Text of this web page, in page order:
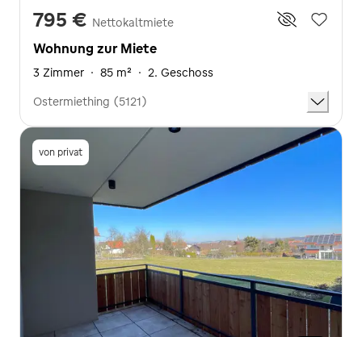
795 € Nettokaltmiete
Wohnung zur Miete
3 Zimmer · 85 m² · 2. Geschoss
Ostermiething (5121)
von privat